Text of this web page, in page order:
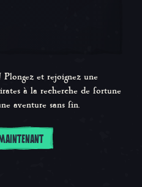
et rejoignez une
à la recherche de fortune
aventure sans fin.